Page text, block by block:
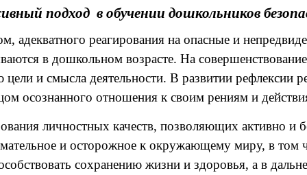
подход в обучении дошкольников
реагирования на опасные и
в дошкольном возрасте. На
и смысла деятельности. В развитии рефлексии
осознанного отношения к своим рениям и
личностных качеств, позволяющих активно и
и осторожное к окружающему миру, в том
сохранению жизни и здоровья, а в